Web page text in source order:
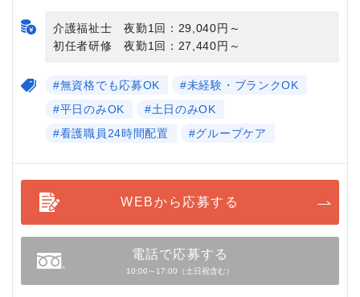
介護福祉士 夜勤1回：29,040円～
初任者研修 夜勤1回：27,440円～
#無資格でも応募OK
#未経験・ブランクOK
#平日のみOK
#土日のみOK
#看護職員24時間配置
#グループケア
WEBから応募する
電話で応募する
10:00～17:00（土日祝含む）